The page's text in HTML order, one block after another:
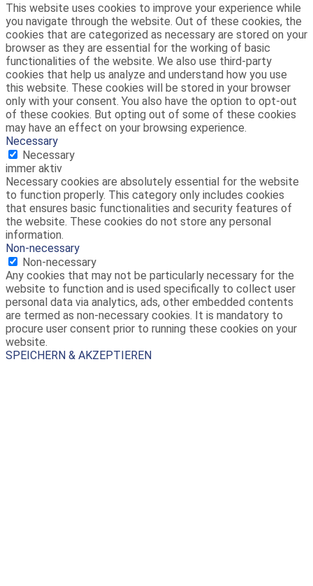
This website uses cookies to improve your experience while
you navigate through the website. Out of these cookies, the
cookies that are categorized as necessary are stored on your
browser as they are essential for the working of basic
functionalities of the website. We also use third-party
cookies that help us analyze and understand how you use
this website. These cookies will be stored in your browser
only with your consent. You also have the option to opt-out
of these cookies. But opting out of some of these cookies
may have an effect on your browsing experience.
Necessary
Necessary
immer aktiv
Necessary cookies are absolutely essential for the website
to function properly. This category only includes cookies
that ensures basic functionalities and security features of
the website. These cookies do not store any personal
information.
Non-necessary
Non-necessary
Any cookies that may not be particularly necessary for the
website to function and is used specifically to collect user
personal data via analytics, ads, other embedded contents
are termed as non-necessary cookies. It is mandatory to
procure user consent prior to running these cookies on your
website.
SPEICHERN & AKZEPTIEREN